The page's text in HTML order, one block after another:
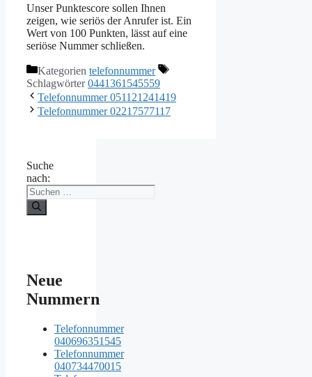
Unser Punktescore sollen Ihnen
zeigen, wie seriös der Anrufer ist. Ein
Wert von 100 Punkten, lässt auf eine
seriöse Nummer schließen.
Kategorien telefonnummer
Schlagwörter0441361545559
Telefonnummer 051121241419
Telefonnummer 02217577117
Suche
nach:
Neue
Nummern
Telefonnummer
040696351545
Telefonnummer
040734470015